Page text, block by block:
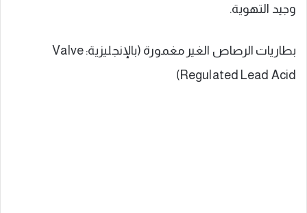
وجيد التهوية.
بطاريات الرصاص الغير مغمورة (بالإنجليزية: Valve
Regulated Lead Acid)